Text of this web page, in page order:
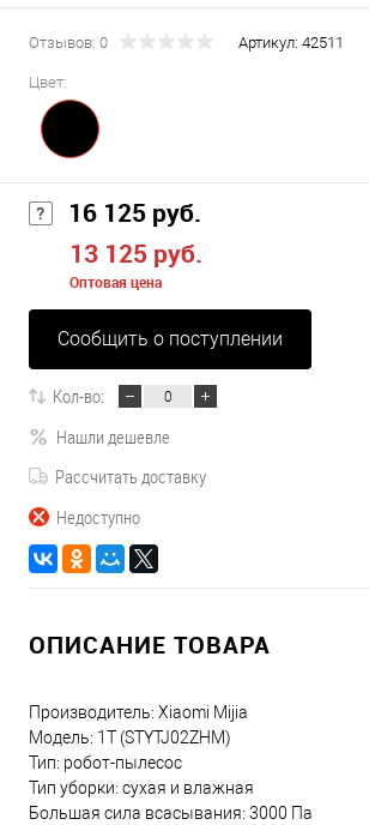
Отзывов: 0 Артикул: 42511
Цвет:
16 125 руб.
13 125 руб.
Оптовая цена
Сообщить о поступлении
Кол-во:
Нашли дешевле
Рассчитать доставку
Недоступно
ОПИСАНИЕ ТОВАРА
Производитель: Xiaomi Mijia
Модель: 1T (STYTJ02ZHM)
Тип: робот-пылесос
Тип уборки: сухая и влажная
Большая сила всасывания: 3000 Па